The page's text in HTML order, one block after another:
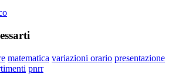
matematica variazioni orario presentazione
pnrr